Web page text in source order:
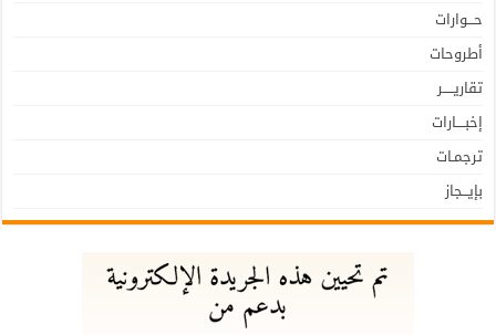
حـــوارات
أطروحات
تقاريـــــر
إخبــــارات
ترجمـات
بإيـــجاز